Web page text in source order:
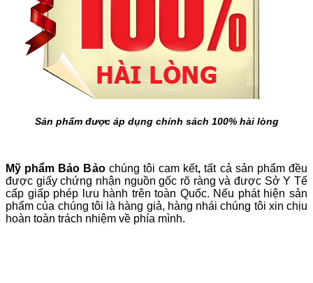
Sản phẩm được áp dụng chính sách 100% hài lòng
Mỹ phẩm Bảo Bảochúng tôi cam kết,tất cả sản phẩm đều
được giấy chứng nhận nguồn gốc rõ ràng và được Sở Y Tế
cấp giấp phép lưu hành trên toàn Quốc. Nếu phát hiện sản
phẩm của chúng tôi là hàng giả, hàng nhái chúng tôi xin chịu
hoàn toàn trách nhiệm về phía mình.